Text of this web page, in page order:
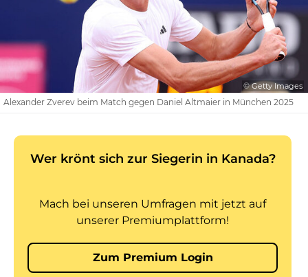
© Getty Images
Alexander Zverev beim Match gegen Daniel Altmaier in München 2025